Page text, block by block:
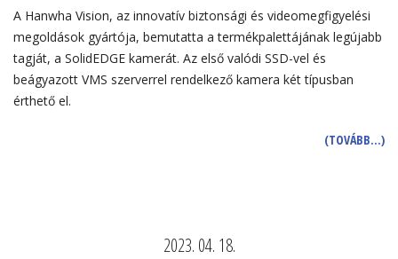
A Hanwha Vision, az innovatív biztonsági és videomegfigyelési
megoldások gyártója, bemutatta a termékpalettájának legújabb
tagját, a SolidEDGE kamerát. Az első valódi SSD-vel és
beágyazott VMS szerverrel rendelkező kamera két típusban
érthető el.
(TOVÁBB…)
2023. 04. 18.